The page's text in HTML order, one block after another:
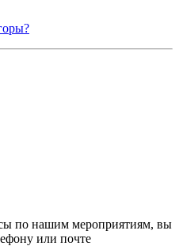
по нашим мероприятиям, вы
или почте